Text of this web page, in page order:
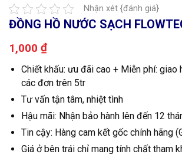
Nhận xét {đánh giá}
ĐỒNG HỒ NƯỚC SẠCH
1,000 ₫
Chiết khấu: ưu đãi cao + Miễn phí: giao
các đơn trên 5tr
Tư vấn tận tâm, nhiệt tình
Hậu mãi: Nhận bảo hành lên đến 12
Tin cậy: Hàng cam kết gốc chính hãng
Giá ở bên trái chỉ mang tính chất tham